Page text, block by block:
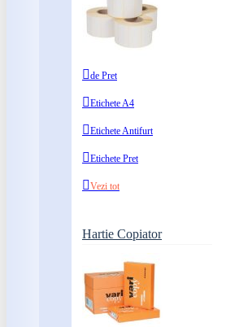
de Pret
Etichete A4
Etichete Antifurt
Etichete Pret
Vezi tot
Hartie Copiator